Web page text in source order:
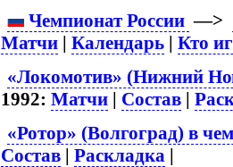
Чемпионат России —>
Матчи |Календарь |Кто
«Локомотив» (Нижний
1992:Матчи | Состав |
«Ротор» (Волгоград) в
Состав |Раскладка |